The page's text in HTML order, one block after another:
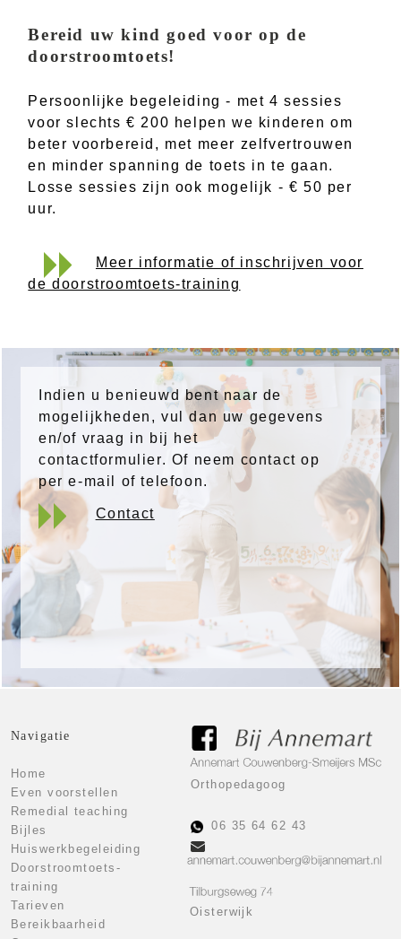
Bereid uw kind goed voor op de
doorstroomtoets!
Persoonlijke begeleiding - met 4 sessies
voor slechts € 200 helpen we kinderen om
beter voorbereid, met meer zelfvertrouwen
en minder spanning de toets in te gaan.
Losse sessies zijn ook mogelijk - € 50 per
uur.
Meer informatie of inschrijven voor
de doorstroomtoets-training
Indien u benieuwd bent naar de
mogelijkheden, vul dan uw gegevens
en/of vraag in bij het
contactformulier. Of neem contact op
per e-mail of telefoon.
Contact
Klik hier voor de tarieven
Tarieven
Navigatie
Home
Even voorstellen
Remedial teaching
Bijles
Huiswerkbegeleiding
Doorstroomtoets-
training
Tarieven
Bereikbaarheid
Orthopedagoog
06 35 64 62 43
Oisterwijk